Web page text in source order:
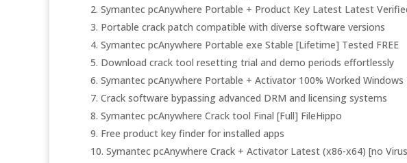
Symantec pcAnywhere Portable + Product Key Latest Latest
Portable crack patch compatible with diverse software versions
Symantec pcAnywhere Portable exe Stable [Lifetime] Tested FREE
Download crack tool resetting trial and demo periods effortlessly
Symantec pcAnywhere Portable + Activator 100% Worked Windows
Crack software bypassing advanced DRM and licensing systems
Symantec pcAnywhere Crack tool Final [Full] FileHippo
Free product key finder for installed apps
Symantec pcAnywhere Crack + Activator Latest (x86-x64) [no